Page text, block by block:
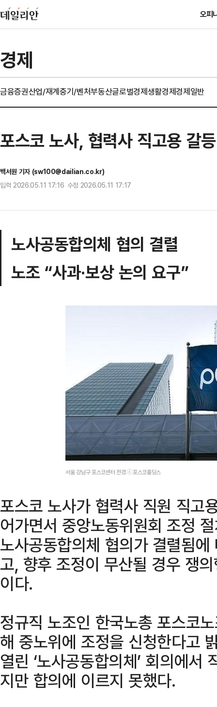
오피
경제
금융증권산업/재계중기/벤처부동산글로벌경제생활경제경제일반
포스코 노사, 협력사 직고용 갈
백서원 기자 (sw100@dailian.co.kr)
입력 2026.05.11 17:16 수정 2026.05.11 17:17
노사공동합의체 협의 결렬
노조 “사과·보상 논의 요구”
서울 강남구 포스코센터 전경.ⓒ포스코홀딩스
포스코 노사가 협력사 직원 직고
어가면서 중앙노동위원회 조정
노사공동합의체 협의가 결렬됨
고, 향후 조정이 무산될 경우 쟁
이다.
정규직 노조인 한국노총 포스코
해 중노위에 조정을 신청한다고
열린 ‘노사공동합의체’ 회의에
지만 합의에 이르지 못했다.